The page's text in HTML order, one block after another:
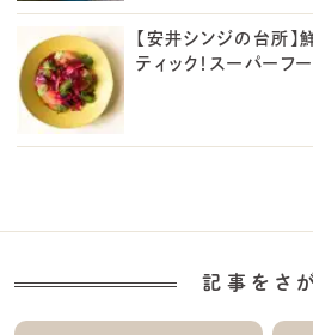
【安井シンジの台所】
ティック！スーパーフ
記事をさ